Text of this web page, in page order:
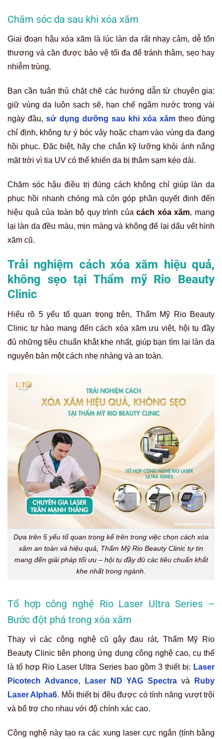
Chăm sóc da sau khi xóa xăm
Giai đoạn hậu xóa xăm là lúc làn da rất nhạy cảm, dễ tổn
thương và cần được bảo vệ tối đa để tránh thâm, sẹo hay
nhiễm trùng.
Bạn cần tuân thủ chặt chẽ các hướng dẫn từ chuyên gia:
giữ vùng da luôn sạch sẽ, hạn chế ngâm nước trong vài
ngày đầu, sử dụng dưỡng sau khi xóa xăm theo đúng
chỉ định, không tự ý bóc vảy hoặc chạm vào vùng da đang
hồi phục. Đặc biệt, hãy che chắn kỹ lưỡng khỏi ánh nắng
mặt trời vì tia UV có thể khiến da bị thâm sạm kéo dài.
Chăm sóc hậu điều trị đúng cách không chỉ giúp làn da
phục hồi nhanh chóng mà còn góp phần quyết định đến
hiệu quả của toàn bộ quy trình củacách xóa xăm, mang
lại làn da đều màu, mịn màng và không để lại dấu vết hình
xăm cũ.
Trải nghiệm cách xóa xăm hiệu quả,
không sẹo tại Thẩm mỹ Rio Beauty
Clinic
Hiểu rõ 5 yếu tố quan trọng trên, Thẩm Mỹ Rio Beauty
Clinic tự hào mang đến cách xóa xăm ưu việt, hội tụ đầy
đủ những tiêu chuẩn khắt khe nhất, giúp bạn tìm lại làn da
nguyên bản một cách nhẹ nhàng và an toàn.
Dựa trên 5 yếu tố quan trọng kể trên trong việc chọn cách xóa
xăm an toàn và hiệu quả, Thẩm Mỹ Rio Beauty Clinic tự tin
mang đến giải pháp tối ưu – hội tụ đầy đủ các tiêu chuẩn khắt
khe nhất trong ngành.
Tổ hợp công nghệ Rio Laser Ultra Series –
Bước đột phá trong xóa xăm
Thay vì các công nghệ cũ gây đau rát, Thẩm Mỹ Rio
Beauty Clinic tiên phong ứng dụng công nghệ cao, cụ thể
là tổ hợp Rio Laser Ultra Series bao gồm 3 thiết bị: Laser
Picotech Advance, Laser ND YAG Spectra và
Ruby
Laser Alpha6. Mỗi thiết bị đều được có tính năng vượt trội
và bổ trợ cho nhau với độ chính xác cao.
Công nghệ này tạo ra các xung laser cực ngắn (tính bằng